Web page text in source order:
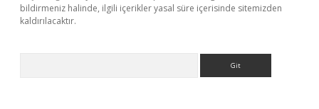
bildirmeniz halinde, ilgili içerikler yasal süre içerisinde sitemizden
kaldırılacaktır.